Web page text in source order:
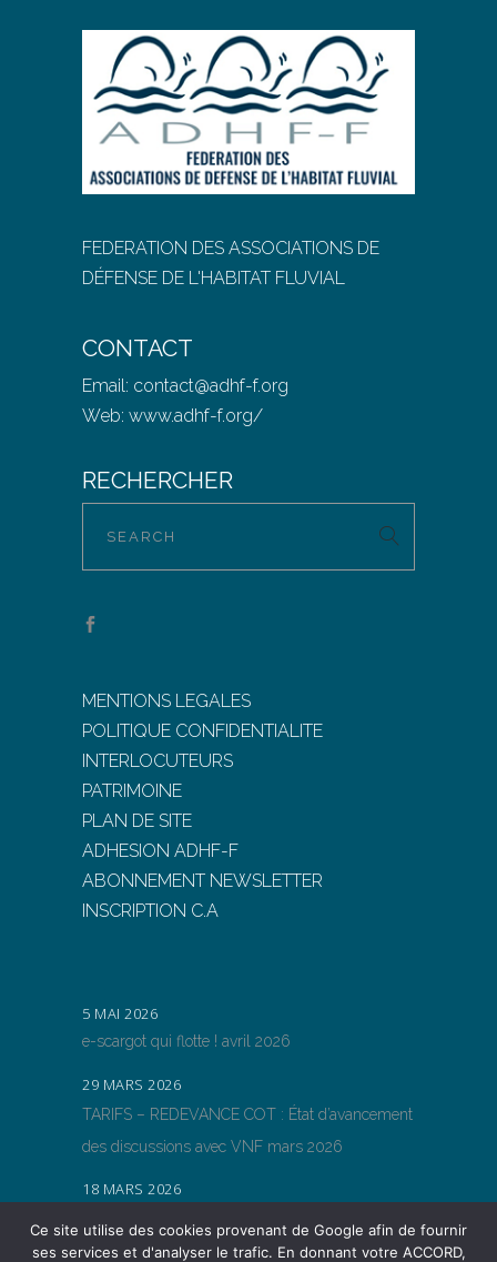
FEDERATION DES ASSOCIATIONS DE
DÉFENSE DE L'HABITAT FLUVIAL
CONTACT
Email: contact@adhf-f.org
Web: www.adhf-f.org/
RECHERCHER
MENTIONS LEGALES
POLITIQUE CONFIDENTIALITE
INTERLOCUTEURS
PATRIMOINE
PLAN DE SITE
ADHESION ADHF-F
ABONNEMENT NEWSLETTER
INSCRIPTION C.A
5 MAI 2026
e-scargot qui flotte ! avril 2026
29 MARS 2026
TARIFS – REDEVANCE COT : État d’avancement
des discussions avec VNF mars 2026
18 MARS 2026
des discussions avec VNF
Ce site utilise des cookies provenant de Google afin de fournir
ses services et d'analyser le trafic. En donnant votre ACCORD,